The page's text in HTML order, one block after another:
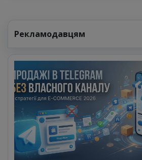
Рекламодавцям